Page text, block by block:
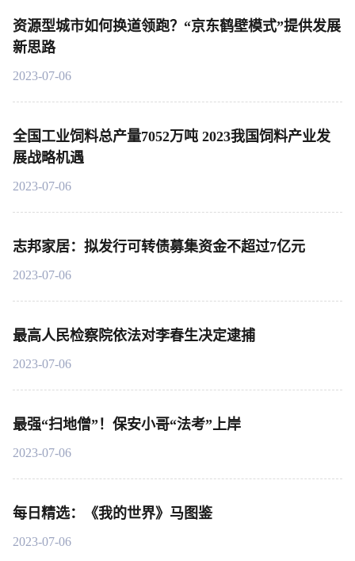
资源型城市如何换道领跑？“京东鹤壁模式”提供发展
新思路
2023-07-06
全国工业饲料总产量7052万吨 2023我国饲料产业发
展战略机遇
2023-07-06
志邦家居：拟发行可转债募集资金不超过7亿元
2023-07-06
最高人民检察院依法对李春生决定逮捕
2023-07-06
最强“扫地僧”！保安小哥“法考”上岸
2023-07-06
每日精选：《我的世界》马图鉴
2023-07-06